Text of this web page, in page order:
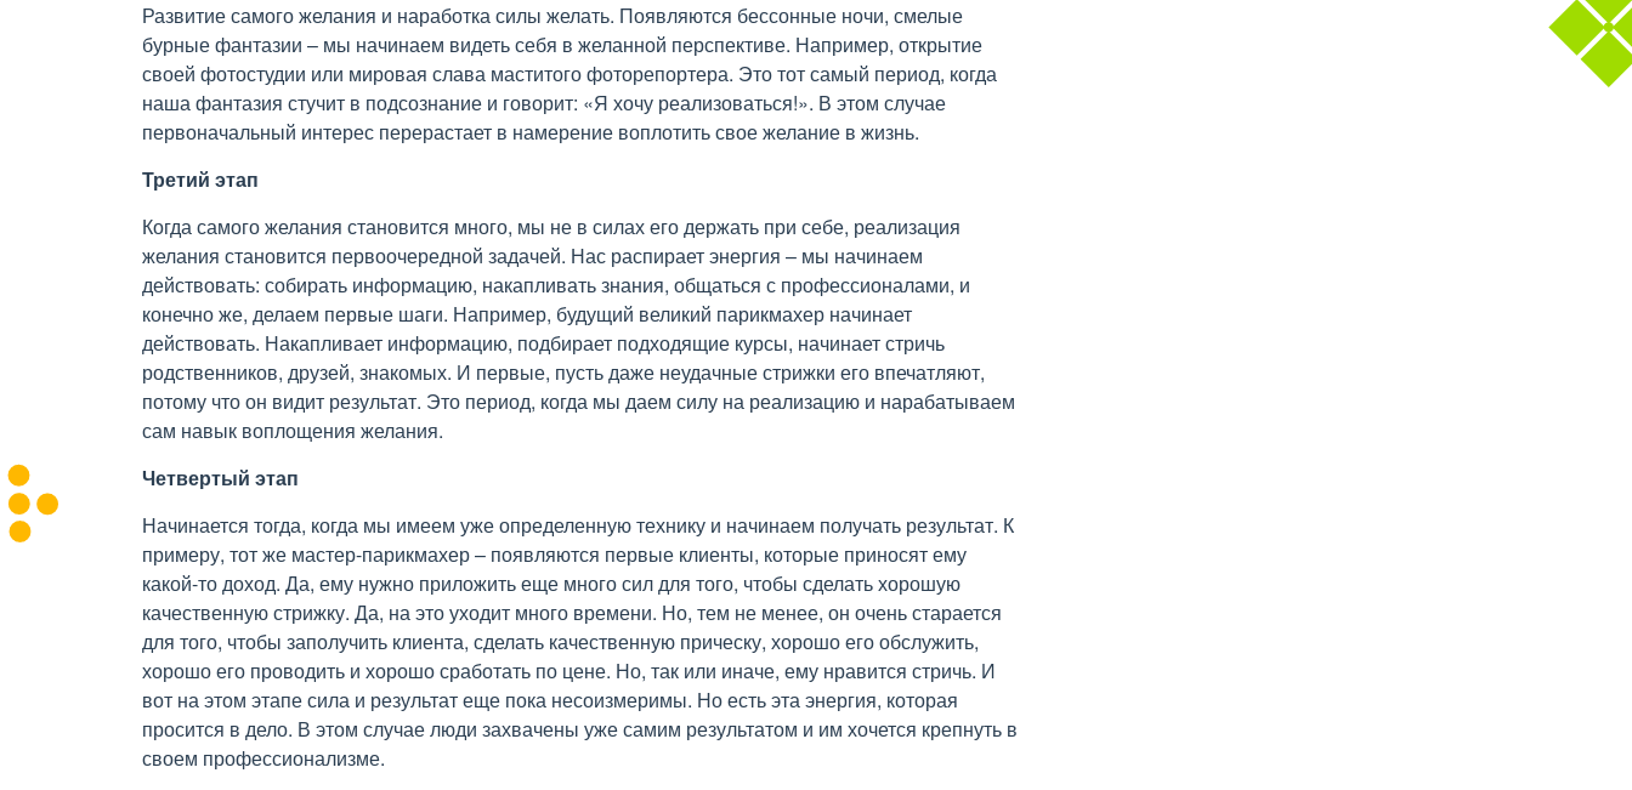
Развитие самого желания и наработка силы желать. Появляются бессонные ночи, смелые
бурные фантазии – мы начинаем видеть себя в желанной перспективе. Например, открытие
своей фотостудии или мировая слава маститого фоторепортера. Это тот самый период, когда
наша фантазия стучит в подсознание и говорит: «Я хочу реализоваться!». В этом случае
первоначальный интерес перерастает в намерение воплотить свое желание в жизнь.
Третий этап
Когда самого желания становится много, мы не в силах его держать при себе, реализация
желания становится первоочередной задачей. Нас распирает энергия – мы начинаем
действовать: собирать информацию, накапливать знания, общаться с профессионалами, и
конечно же, делаем первые шаги. Например, будущий великий парикмахер начинает
действовать. Накапливает информацию, подбирает подходящие курсы, начинает стричь
родственников, друзей, знакомых. И первые, пусть даже неудачные стрижки его впечатляют,
потому что он видит результат. Это период, когда мы даем силу на реализацию и нарабатываем
сам навык воплощения желания.
Четвертый этап
Начинается тогда, когда мы имеем уже определенную технику и начинаем получать результат. К
примеру, тот же мастер-парикмахер – появляются первые клиенты, которые приносят ему
какой-то доход. Да, ему нужно приложить еще много сил для того, чтобы сделать хорошую
качественную стрижку. Да, на это уходит много времени. Но, тем не менее, он очень старается
для того, чтобы заполучить клиента, сделать качественную прическу, хорошо его обслужить,
хорошо его проводить и хорошо сработать по цене. Но, так или иначе, ему нравится стричь. И
вот на этом этапе сила и результат еще пока несоизмеримы. Но есть эта энергия, которая
просится в дело. В этом случае люди захвачены уже самим результатом и им хочется крепнуть в
своем профессионализме.